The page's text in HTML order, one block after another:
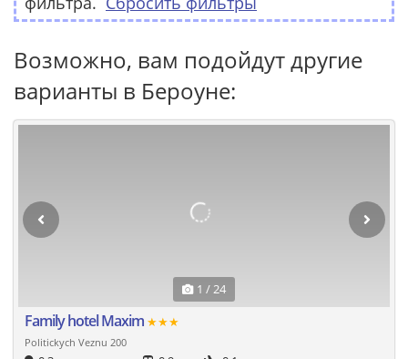
Возможно, вам подойдут другие
варианты в Бероуне:
1 / 24
Family hotel Maxim ★★★
Politickych Veznu 200